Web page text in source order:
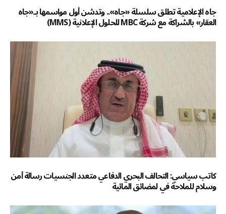
جاه الإعلامية تطلق سلسلة «جاه».. وتدشن أول مواسمها بـ«جاه
العقار» بالشراكة مع شركة MBC للحلول الإعلانية (MMS)
كاتب سياسي: التحالف البحري الدفاعي متعدد الجنسيات رسالة أمن
وسلام للملاحة في لمضائق المائية